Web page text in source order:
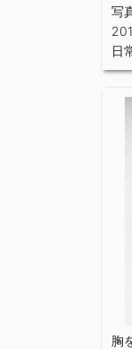
写
日
胸